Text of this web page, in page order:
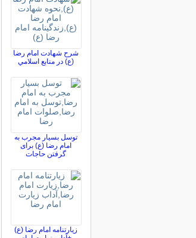
شرح شهادت امام رضا
(ع) در منابع اسلامي
توسل بسیار مجرب به
امام رضا (ع) برای
گرفتن حاجات
زیارتنامه امام رضا (ع)